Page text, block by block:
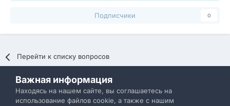
Подписчики 0
Перейти к списку вопросов
Политика конфиденциальности Обратная связь
IBResource
Важная информация
Находясь на нашем сайте, вы соглашаетесь на
использование файлов cookie, а также с нашим